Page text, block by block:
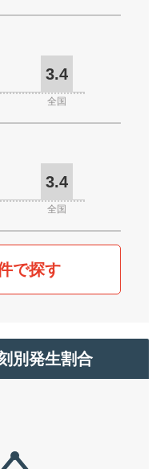
3.4
全国
3.4
全国
で探す
別発生割合